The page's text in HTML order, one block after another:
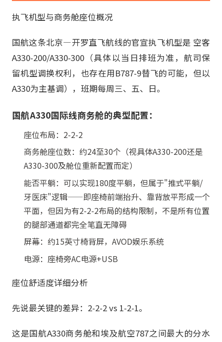
执飞机型与商务舱座位概况
国航这条北京—开罗直飞航线的官宣执飞机型是 空客
A330-200/A330-300（具体以当日排班为准，航司保
留机型调换权利，也存在用B787-9替飞的可能，但以
A330为主基调），班期每周三、五、日。
国航A330国际线商务舱的典型配置：
座位布局：2-2-2
商务舱座位数：约24至30个（视具体A330-200还是
A330-300及舱位重新配置而定）
能否平躺：可以实现180度平躺，但属于"推式平躺/
牙医床"逻辑——即座椅前端抬升、靠背放平形成一个
平面，但因为有2-2-2布局的结构限制，不是所有位置
的腿部通道都完全笔直无障碍
屏幕：约15英寸椅背屏，AVOD娱乐系统
电源：座椅旁AC电源+USB
座位舒适度详细分析
先说最关键的差异：2-2-2 vs 1-2-1。
这是国航A330商务舱和埃及航空787之间最大的分水